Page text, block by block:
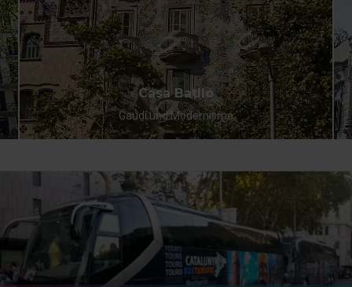
Casa Batlló
Gaudí und Modernisme